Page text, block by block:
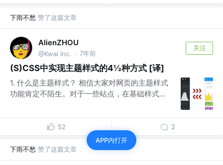
下雨不愁 赞了这篇文章
AlienZHOU
@Kwai Inc. · 7年前
关注
(S)CSS中实现主题样式的4½种方式 [译]
1. 什么是主题样式？ 相信大家对网页的主题样式
功能肯定不陌生。对于一些站点，在基础样式...
52 2
下雨不愁 赞了这篇文章
APP内打开